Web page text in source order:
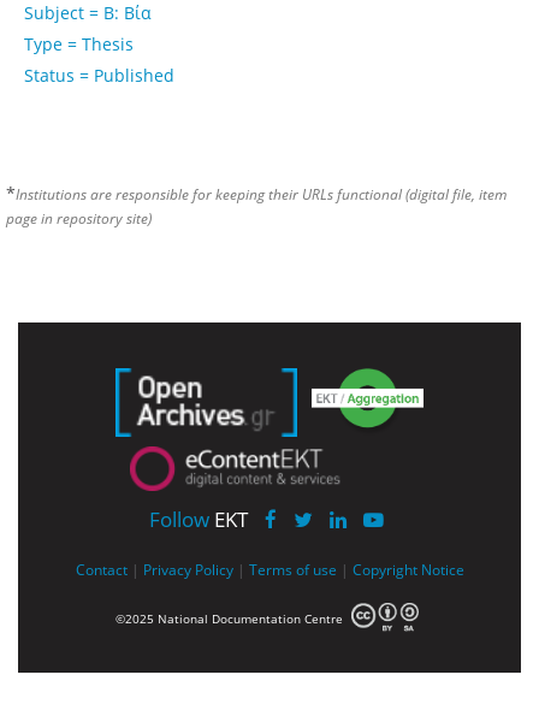
Subject = Β: Βία
Type = Thesis
Status = Published
*Institutions are responsible for keeping their URLs functional (digital file, item
page in repository site)
Follow EKT
Contact | Privacy Policy | Terms of use | Copyright Notice
©2025 National Documentation Centre